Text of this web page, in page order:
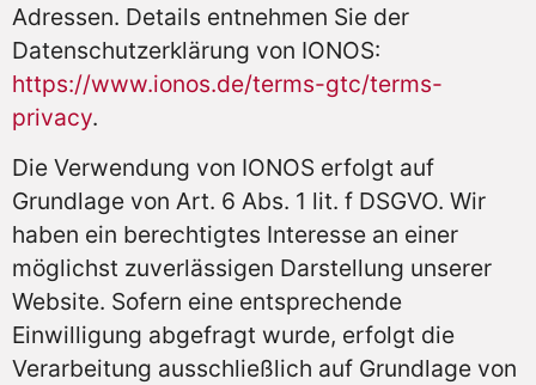
Adressen. Details entnehmen Sie der
Datenschutzerklärung von IONOS:
https://www.ionos.de/terms-gtc/terms-
privacy.
Die Verwendung von IONOS erfolgt auf
Grundlage von Art. 6 Abs. 1 lit. f DSGVO. Wir
haben ein berechtigtes Interesse an einer
möglichst zuverlässigen Darstellung unserer
Website. Sofern eine entsprechende
Einwilligung abgefragt wurde, erfolgt die
Verarbeitung ausschließlich auf Grundlage von